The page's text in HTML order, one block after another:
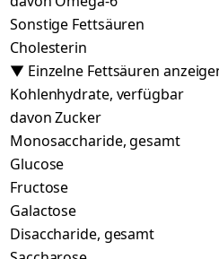
Sonstige Fettsäuren
Cholesterin
▼ Einzelne Fettsäuren
Kohlenhydrate, verfügbar
davon Zucker
Monosaccharide, gesamt
Glucose
Fructose
Galactose
Disaccharide, gesamt